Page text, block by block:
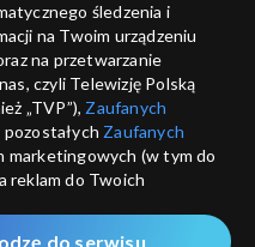
ANULUJ
śledzenia i
na Twoim urządzeniu
na przetwarzanie
czyli Telewizję Polską
„TVP”), Zaufanych
pozostałych Zaufanych
marketingowych (w tym do
reklam do Twoich
na udostępnianie
do serwisu